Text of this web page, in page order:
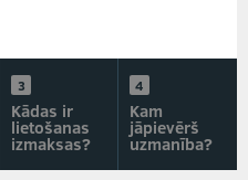
Kādas ir
lietošanas
izmaksas?
Kam
jāpievērš
uzmanība?